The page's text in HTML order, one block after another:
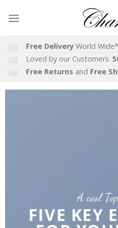
Free Delivery World Wide*
Loved by our Customers.
Free Returns and Free